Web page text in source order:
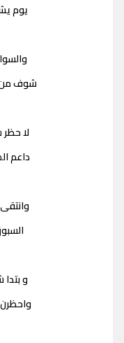
يوم
شوف من
لا
داعم
و